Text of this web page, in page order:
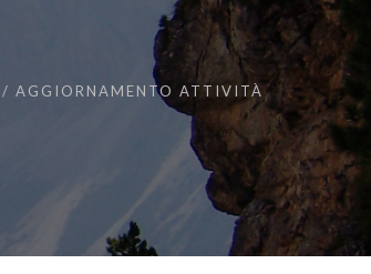
AGGIORNAMENTO ATTIVITÀ